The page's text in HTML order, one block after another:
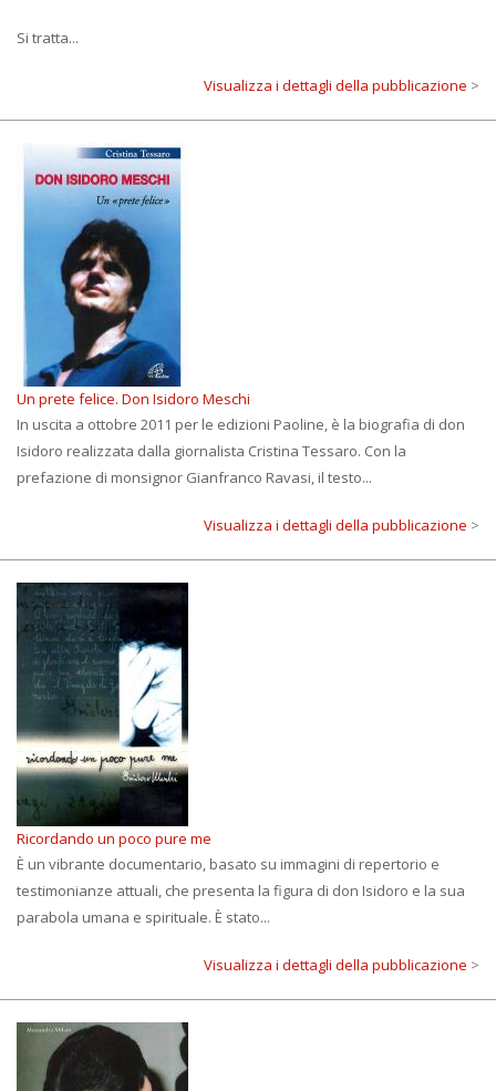
Si tratta...
Visualizza i dettagli della pubblicazione >
Un prete felice. Don Isidoro Meschi
In uscita a ottobre 2011 per le edizioni Paoline, è la biografia di don
Isidoro realizzata dalla giornalista Cristina Tessaro. Con la
prefazione di monsignor Gianfranco Ravasi, il testo...
Visualizza i dettagli della pubblicazione >
Ricordando un poco pure me
È un vibrante documentario, basato su immagini di repertorio e
testimonianze attuali, che presenta la figura di don Isidoro e la sua
parabola umana e spirituale. È stato...
Visualizza i dettagli della pubblicazione >